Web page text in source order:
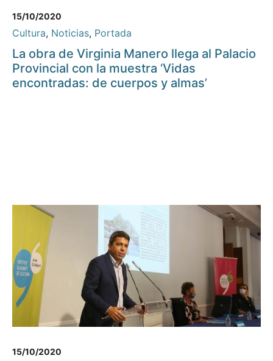
15/10/2020
Cultura, Noticias, Portada
La obra de Virginia Manero llega al Palacio
Provincial con la muestra ‘Vidas
encontradas: de cuerpos y almas’
15/10/2020